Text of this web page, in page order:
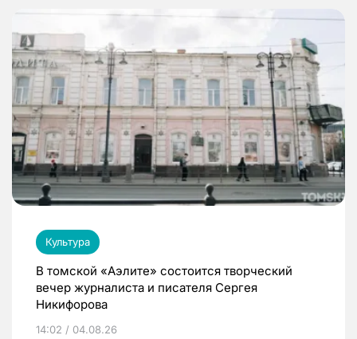
Культура
В томской «Аэлите» состоится творческий
вечер журналиста и писателя Сергея
Никифорова
14:02 / 04.08.26